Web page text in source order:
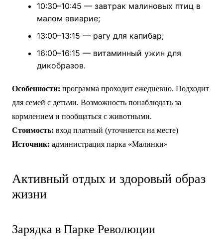
10:30–10:45 — завтрак малиновых птиц в
малом авиарие;
13:00–13:15 — рагу для капибар;
16:00–16:15 — витаминный ужин для
дикобразов.
Особенности: программа проходит ежедневно. Подходит
для семей с детьми. Возможность понаблюдать за
кормлением и пообщаться с животными.
Стоимость: вход платный (уточняется на месте)
Источник: администрация парка «Малинки»
Активный отдых и здоровый образ
жизни
Зарядка в Парке Революции